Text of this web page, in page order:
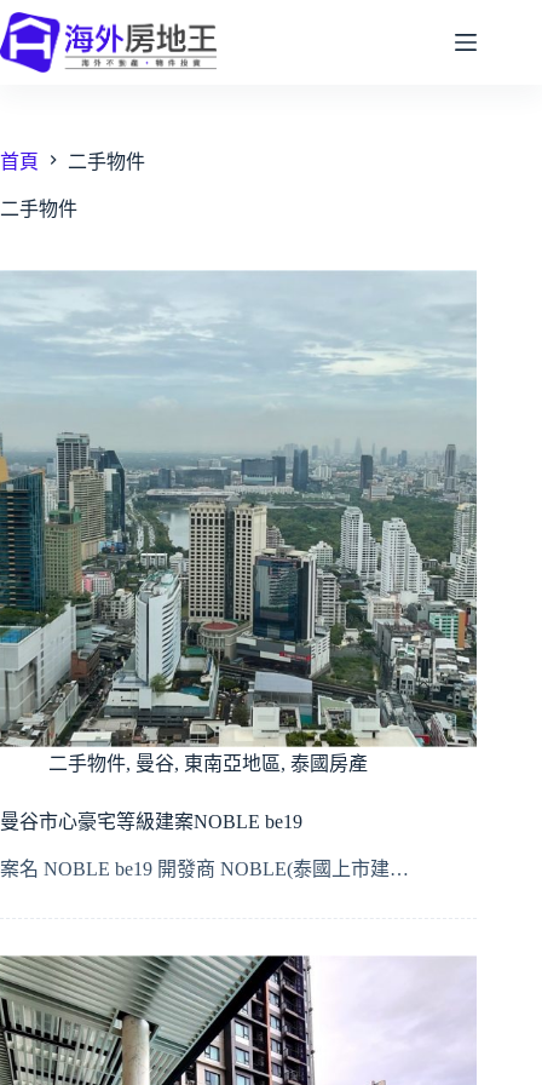
跳
至
容
首頁 二手物件
二手物件
二手物件, 曼谷, 東南亞地區, 泰國房產
曼谷市心豪宅等級建案NOBLE be19
案名 NOBLE be19 開發商 NOBLE(泰國上市建…